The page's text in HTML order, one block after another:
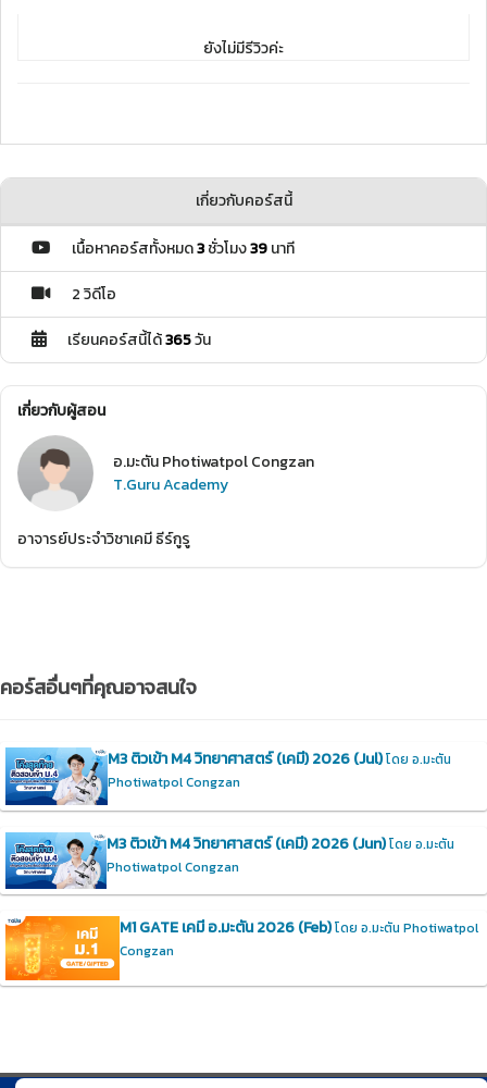
ยังไม่มีรีวิวค่ะ
เกี่ยวกับคอร์สนี้
เนื้อหาคอร์สทั้งหมด3ชั่วโมง39นาที
2 วิดีโอ
เรียนคอร์สนี้ได้365วัน
เกี่ยวกับผู้สอน
อ.มะตัน Photiwatpol Congzan
T.Guru Academy
อาจารย์ประจำวิชาเคมี ธีร์กูรู
คอร์สอื่นๆที่คุณอาจสนใจ
M3 ติวเข้า M4 วิทยาศาสตร์ (เคมี) 2026 (Jul)โดย อ.มะตัน
Photiwatpol Congzan
M3 ติวเข้า M4 วิทยาศาสตร์ (เคมี) 2026 (Jun)โดย อ.มะตัน
Photiwatpol Congzan
M1 GATE เคมี อ.มะตัน 2026 (Feb)โดย อ.มะตัน Photiwatpol
Congzan